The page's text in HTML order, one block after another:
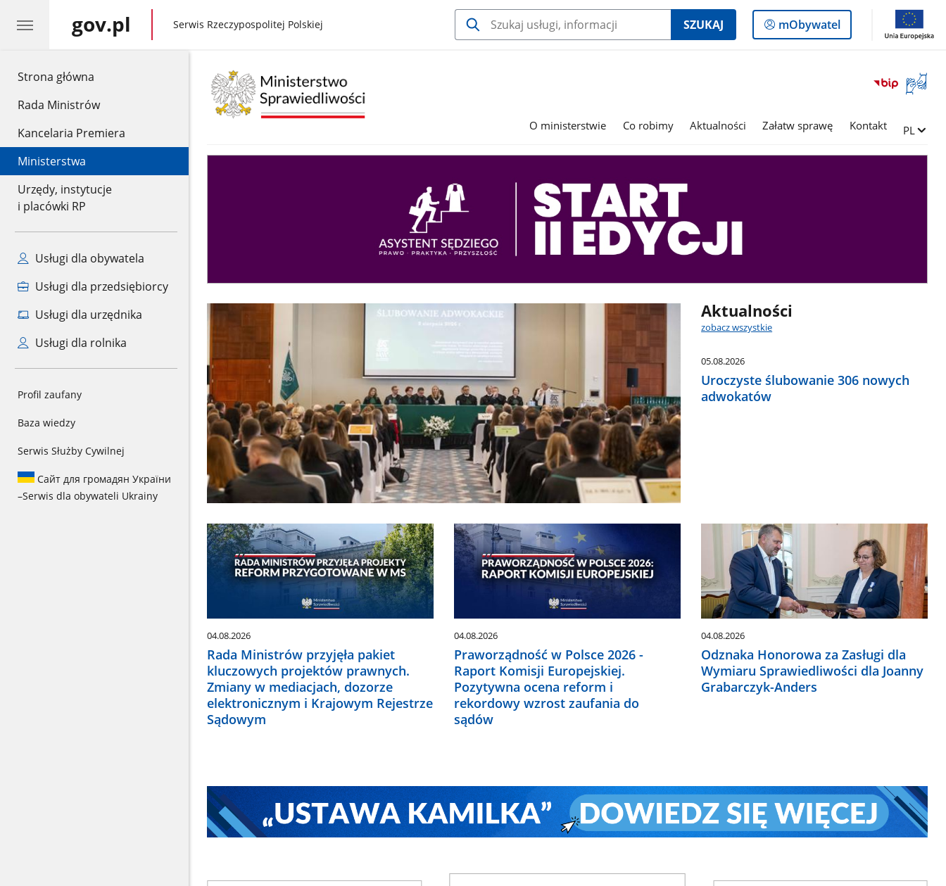
Strona główna
Rada Ministrów
Kancelaria Premiera
Ministerstwa
Urzędy, instytucje
i placówki RP
Usługi dla obywatela
Usługi dla przedsiębiorcy
Usługi dla urzędnika
Usługi dla rolnika
Profil zaufany
Baza wiedzy
Serwis Służby Cywilnej
Сайт для громадян України
–Serwis dla obywateli Ukrainy
gov.pl gov.pl
Serwis Rzeczypospolitej Polskiej SZUKAJ
Logowanie
do
mObywatel
Otwórz
okno
języka
O ministerstwie Co robimy Aktualności Załatw sprawę Kontakt Zmień
PL
Aktualności
zobacz wszystkie
05.08.2026
Uroczyste ślubowanie 306 nowych
adwokatów
04.08.2026
Rada Ministrów przyjęła pakiet
kluczowych projektów prawnych.
Zmiany w mediacjach, dozorze
elektronicznym i Krajowym Rejestrze
Sądowym
04.08.2026
Praworządność w Polsce 2026 -
Raport Komisji Europejskiej.
Pozytywna ocena reform i
rekordowy wzrost zaufania do
sądów
04.08.2026
Odznaka Honorowa za Zasługi dla
Wymiaru Sprawiedliwości dla Joanny
Grabarczyk-Anders